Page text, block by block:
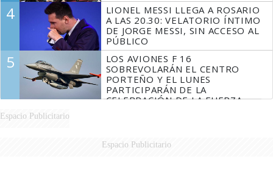
4
LIONEL MESSI LLEGA A ROSARIO
A LAS 20.30: VELATORIO ÍNTIMO
DE JORGE MESSI, SIN ACCESO AL
PÚBLICO
5
LOS AVIONES F 16
SOBREVOLARÁN EL CENTRO
PORTEÑO Y EL LUNES
PARTICIPARÁN DE LA
CELEBRACIÓN DE LA FUERZA
Espacio Publicitario
Espacio Publicitario